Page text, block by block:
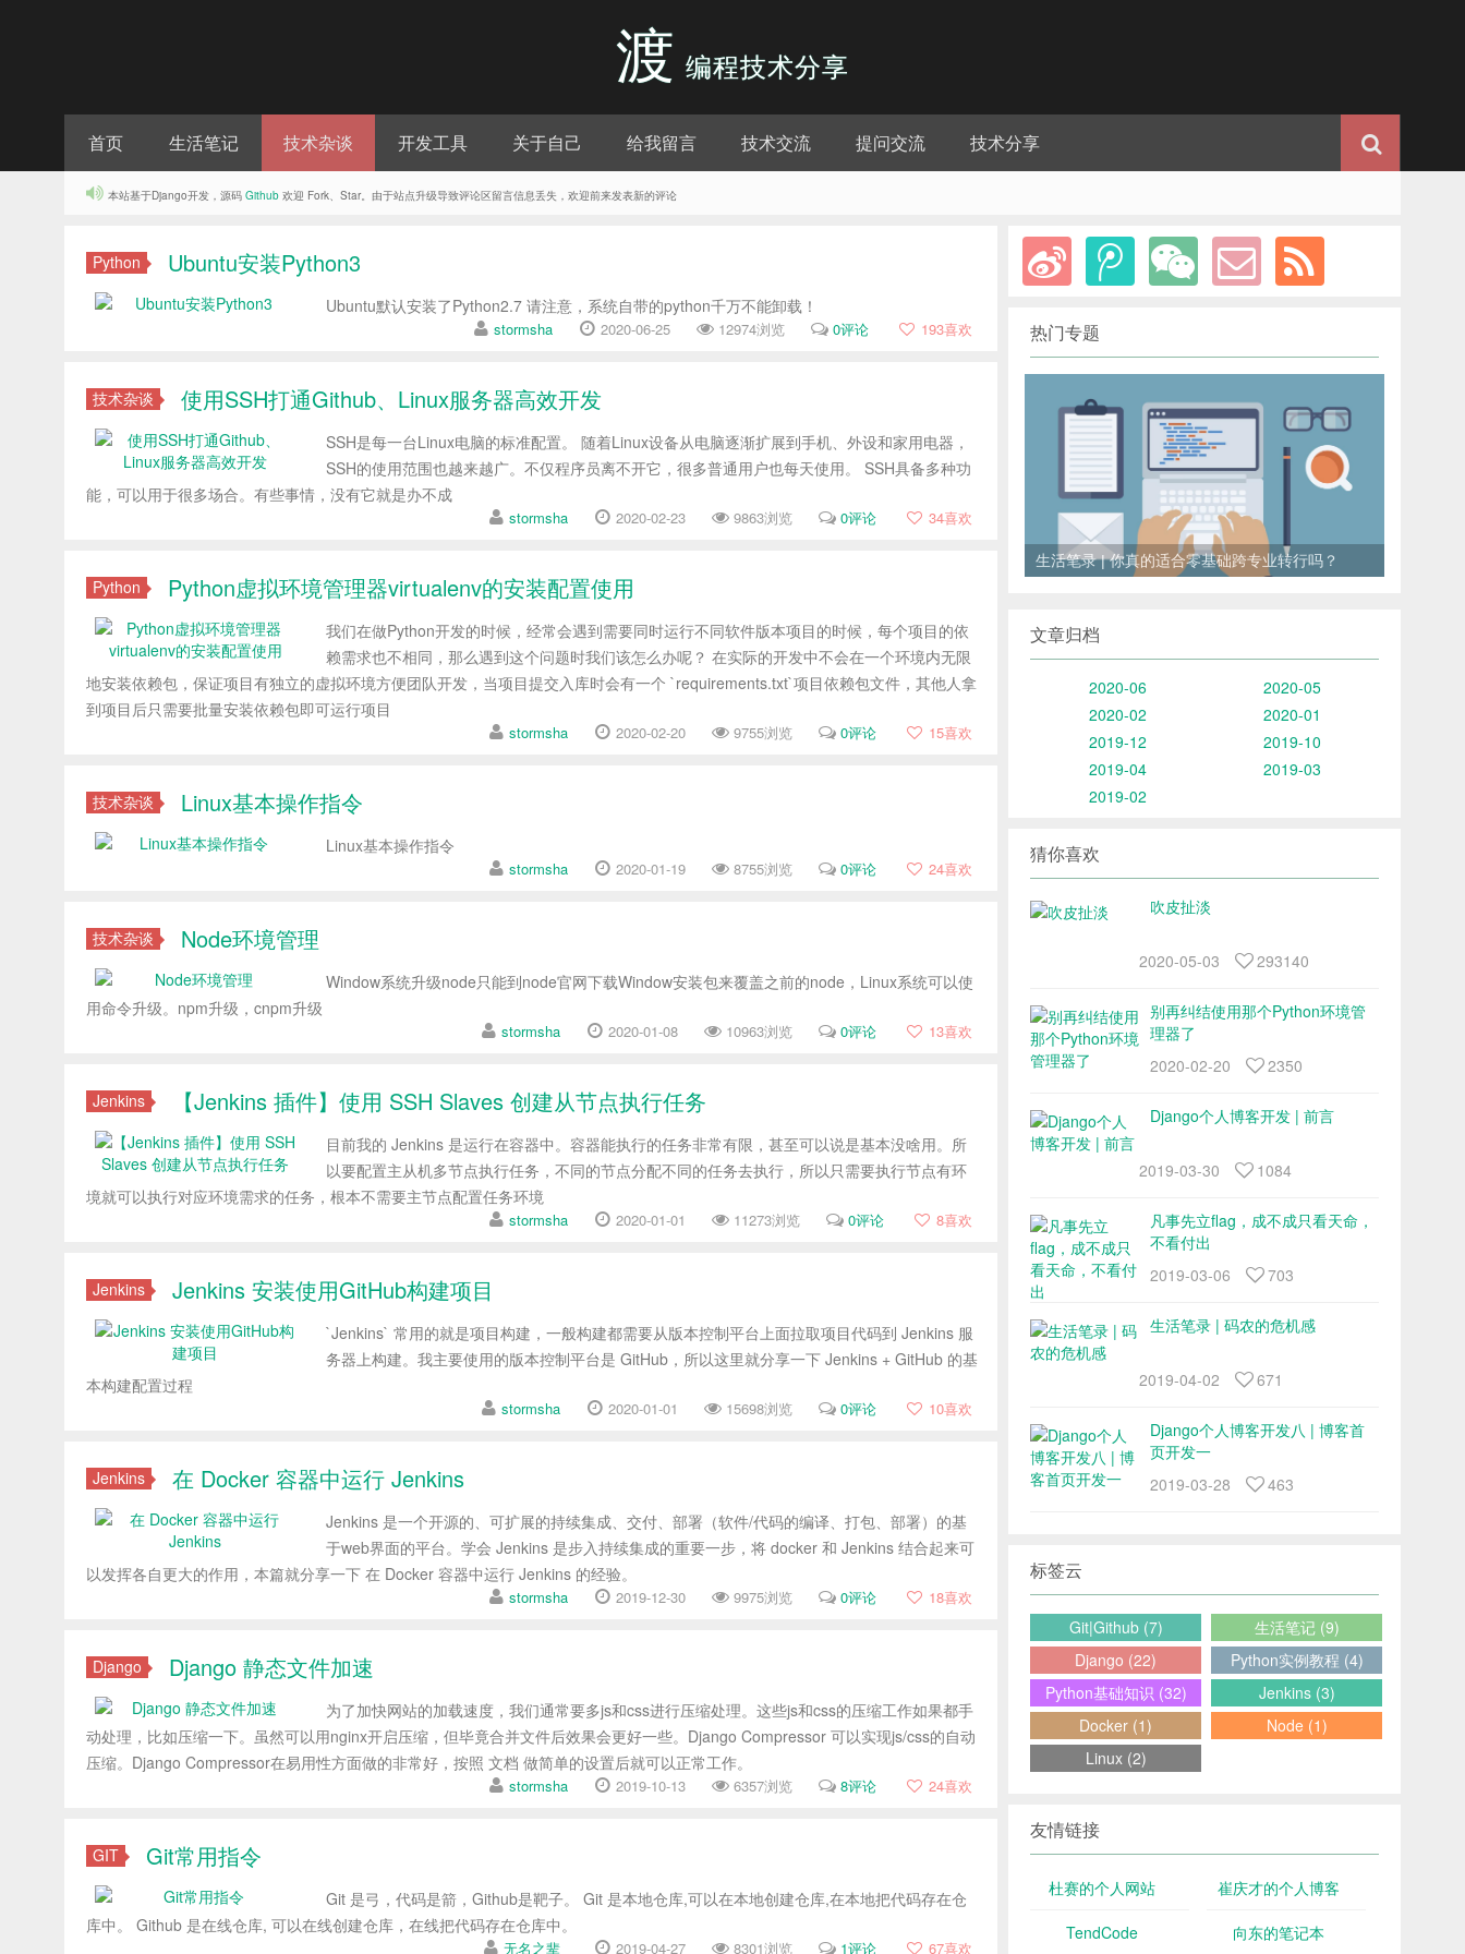
渡 编程技术分享
首页 生活笔记 技术杂谈 开发工具 关于自己 给我留言 技术交流 提问交流 技术分享
本站基于Django开发，源码 Github 欢迎 Fork、Star。由于站点升级导致评论区留言信息丢失，欢迎前来发表新的评论
Python Ubuntu安装Python3
Ubuntu默认安装了Python2.7 请注意，系统自带的python千万不能卸载！
stormsha 2020-06-25 12974浏览 0评论 193喜欢
技术杂谈 使用SSH打通Github、Linux服务器高效开发
SSH是每一台Linux电脑的标准配置。 随着Linux设备从电脑逐渐扩展到手机、外设和家用电器，
SSH的使用范围也越来越广。不仅程序员离不开它，很多普通用户也每天使用。 SSH具备多种功
能，可以用于很多场合。有些事情，没有它就是办不成
stormsha 2020-02-23 9863浏览 0评论 34喜欢
Python Python虚拟环境管理器virtualenv的安装配置使用
我们在做Python开发的时候，经常会遇到需要同时运行不同软件版本项目的时候，每个项目的依
赖需求也不相同，那么遇到这个问题时我们该怎么办呢？ 在实际的开发中不会在一个环境内无限
地安装依赖包，保证项目有独立的虚拟环境方便团队开发，当项目提交入库时会有一个 `requirements.txt`项目依赖包文件，其他人拿
到项目后只需要批量安装依赖包即可运行项目
stormsha 2020-02-20 9755浏览 0评论 15喜欢
技术杂谈 Linux基本操作指令
Linux基本操作指令
stormsha 2020-01-19 8755浏览 0评论 24喜欢
技术杂谈 Node环境管理
Window系统升级node只能到node官网下载Window安装包来覆盖之前的node，Linux系统可以使
用命令升级。npm升级，cnpm升级
stormsha 2020-01-08 10963浏览 0评论 13喜欢
Jenkins 【Jenkins 插件】使用 SSH Slaves 创建从节点执行任务
目前我的 Jenkins 是运行在容器中。容器能执行的任务非常有限，甚至可以说是基本没啥用。所
以要配置主从机多节点执行任务，不同的节点分配不同的任务去执行，所以只需要执行节点有环
境就可以执行对应环境需求的任务，根本不需要主节点配置任务环境
stormsha 2020-01-01 11273浏览 0评论 8喜欢
Jenkins Jenkins 安装使用GitHub构建项目
`Jenkins` 常用的就是项目构建，一般构建都需要从版本控制平台上面拉取项目代码到 Jenkins 服
务器上构建。我主要使用的版本控制平台是 GitHub，所以这里就分享一下 Jenkins + GitHub 的基
本构建配置过程
stormsha 2020-01-01 15698浏览 0评论 10喜欢
Jenkins 在 Docker 容器中运行 Jenkins
Jenkins 是一个开源的、可扩展的持续集成、交付、部署（软件/代码的编译、打包、部署）的基
于web界面的平台。学会 Jenkins 是步入持续集成的重要一步，将 docker 和 Jenkins 结合起来可
以发挥各自更大的作用，本篇就分享一下 在 Docker 容器中运行 Jenkins 的经验。
stormsha 2019-12-30 9975浏览 0评论 18喜欢
Django Django 静态文件加速
为了加快网站的加载速度，我们通常要多js和css进行压缩处理。这些js和css的压缩工作如果都手
动处理，比如压缩一下。虽然可以用nginx开启压缩，但毕竟合并文件后效果会更好一些。Django Compressor 可以实现js/css的自动
压缩。Django Compressor在易用性方面做的非常好，按照 文档 做简单的设置后就可以正常工作。
stormsha 2019-10-13 6357浏览 8评论 24喜欢
GIT Git常用指令
Git 是弓，代码是箭，Github是靶子。 Git 是本地仓库,可以在本地创建仓库,在本地把代码存在仓
库中。 Github 是在线仓库, 可以在线创建仓库，在线把代码存在仓库中。
无名之辈_ 2019-04-27 8301浏览 1评论 67喜欢
热门专题
生活笔录 | 你真的适合零基础跨专业转行吗？
文章归档
2020-06
2020-05
2020-02
2020-01
2019-12
2019-10
2019-04
2019-03
2019-02
猜你喜欢
吹皮扯淡
2020-05-03 293140
别再纠结使用那个Python环境管
理器了
2020-02-20
2350
Django个人博客开发 | 前言
2019-03-30 1084
凡事先立flag，成不成只看天命，
不看付出
2019-03-06
703
生活笔录 | 码农的危机感
2019-04-02 671
Django个人博客开发八 | 博客首
页开发一
2019-03-28
463
标签云
Git|Github (7)
生活笔记 (9)
Django (22)
Python实例教程 (4)
Python基础知识 (32)
Jenkins (3)
Docker (1)
Node (1)
Linux (2)
友情链接
杜赛的个人网站 崔庆才的个人博客
TendCode 向东的笔记本